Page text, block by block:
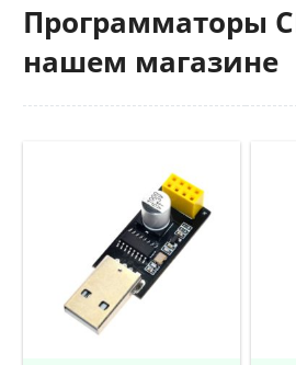
Программаторы
нашем магазине